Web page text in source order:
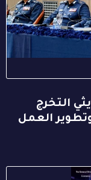
التخرج
العمل